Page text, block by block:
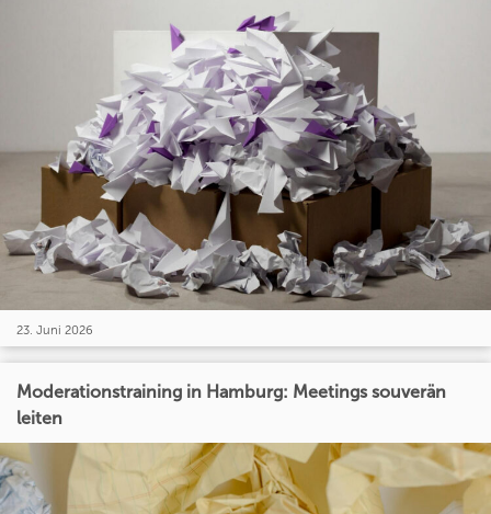
23. Juni 2026
Moderationstraining in Hamburg: Meetings souverän
leiten